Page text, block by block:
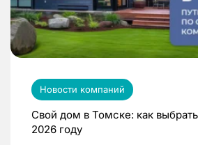
Новости компаний
Свой дом в Томске: как
2026 году